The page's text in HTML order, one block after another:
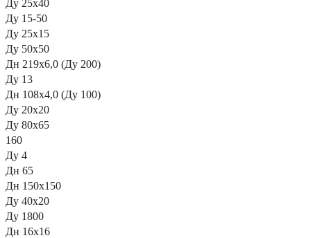
Ду 25х40
Ду 15-50
Ду 25х15
Ду 50х50
Дн 219х6,0 (Ду 200)
Ду 13
Дн 108х4,0 (Ду 100)
Ду 20х20
Ду 80х65
160
Ду 4
Дн 65
Дн 150х150
Ду 40х20
Ду 1800
Дн 16х16